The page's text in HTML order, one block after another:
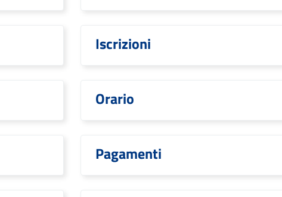
Iscrizioni
Orario
Pagamenti